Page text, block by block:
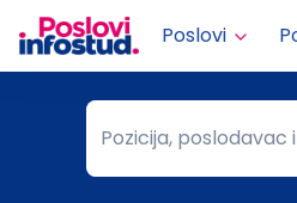
Poslovi
Pozicija, poslodavac
Pozicija, poslodavac